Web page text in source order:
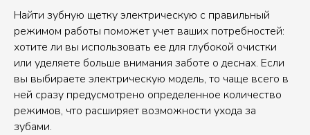
Найти зубную щетку электрическую с правильный
режимом работы поможет учет ваших потребностей:
хотите ли вы использовать ее для глубокой очистки
или уделяете больше внимания заботе о деснах. Если
вы выбираете электрическую модель, то чаще всего в
ней сразу предусмотрено определенное количество
режимов, что расширяет возможности ухода за
зубами.